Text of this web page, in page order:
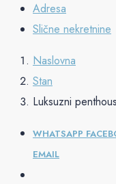
Adresa
Slične nekretnine
Naslovna
Stan
Luksuzni
WHATSAPP
EMAIL